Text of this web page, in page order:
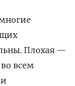
Плохая —
всем